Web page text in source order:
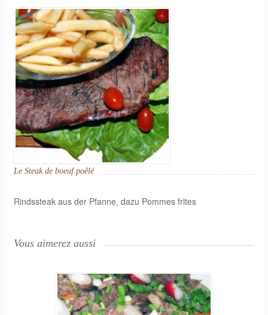
Le Steak de boeuf poêlé
Rindssteak aus der Pfanne, dazu Pommes frites
Vous aimerez aussi